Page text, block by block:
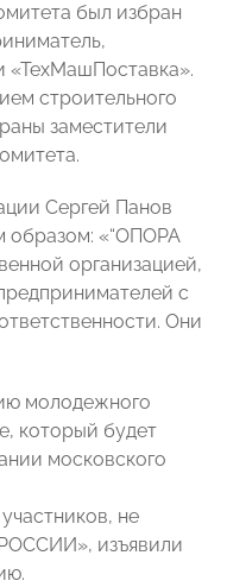
был избран
«ТехМашПоставка».
строительного
заместители
Сергей Панов
образом: «“ОПОРА
организацией,
с
Они
молодежного
который будет
московского
не
изъявили